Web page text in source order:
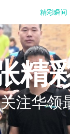
精彩瞬间
精
注华领